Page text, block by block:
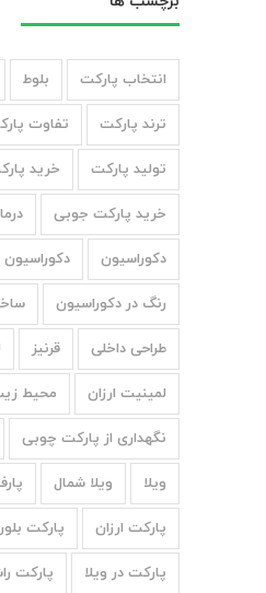
انتخاب پارکت بلوط
ترند پارکت تفاوت
تولید پارکت خرید
خرید پارکت جوبی
دکوراسیون دکوراسیون
رنگ در دکوراسیون
طراحی داخلی قرنیز
لمینیت ارزان محیط
نگهداری از پارکت چوبی
ویلا ویلا شمال
پارکت ارزان پارکت
پارکت در ویلا پارکت